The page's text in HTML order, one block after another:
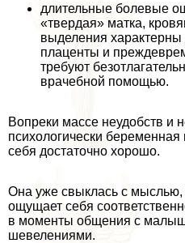
длительные болевые
«твердая» матка,
выделения хаpaктерны
плаценты и
требуют
врачебной помощью.
Вопреки массе неудобств и
психологически беременная
себя достаточно хорошо.
Она уже свыклась с мыслью,
ощущает себя
в моменты общения с
шевелениями.